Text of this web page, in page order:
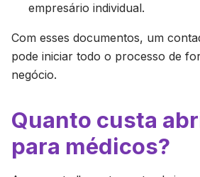
empresário individual.
Com esses documentos, um
pode iniciar todo o processo de
negócio.
Quanto custa
para médicos?